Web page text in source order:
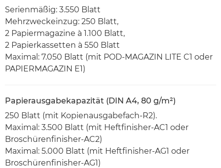
Serienmäßig: 3.550 Blatt
Mehrzweckeinzug: 250 Blatt,
2 Papiermagazine à 1.100 Blatt,
2 Papierkassetten à 550 Blatt
Maximal: 7.050 Blatt (mit POD-MAGAZIN LITE C1 oder
PAPIERMAGAZIN E1)
Papierausgabekapazität (DIN A4, 80 g/m²)
250 Blatt (mit Kopienausgabefach-R2).
Maximal: 3.500 Blatt (mit Heftfinisher-AC1 oder
Broschürenfinisher-AC2)
Maximal: 5.000 Blatt (mit Heftfinisher-AG1 oder
Broschürenfinisher-AG1)